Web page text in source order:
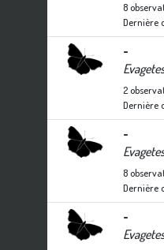
8
Dernière
-
2
Dernière
-
8
Dernière
-